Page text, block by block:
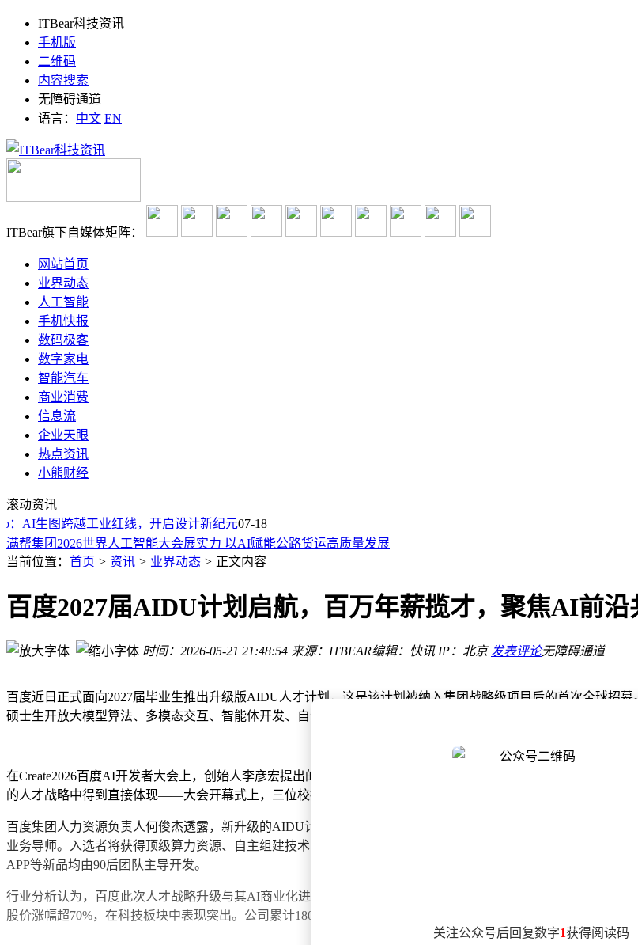
ITBear科技资讯
手机版
二维码
内容搜索
无障碍通道
语言： 中文 EN
ITBear旗下自媒体矩阵：
网站首页
业界动态
人工智能
手机快报
数码极客
数字家电
智能汽车
商业消费
信息流
企业天眼
热点资讯
小熊财经
滚动资讯
AI生图跨越工业红线，开启设计新纪元07-18
网友偶遇雷军上车坐进小米澎程：二排空间大到离谱、车门全电动
2年100亿美元：消息称Anthropic拟租赁Meta的AI算力
满帮集团2026世界人工智能大会展实力 以AI赋能公路货运高质量发展
WAIC现场直击：蚂蚁AI布局加速，智能体商业新蓝图徐徐展开
B站连续三年亮相WAIC，超1.9亿月活用户见证AI生态加速生长
人形机器人赛道分化：Agility务实路线领跑，工业场景成黄金爆发点
11载砥砺前行！卢伟冰发文庆米家净水器销量破800万台再创新高
云迹科技发布人机共生价值模型 引领服务机器人从单机迈向空间智能运营新阶段
网友偶遇雷军上车坐进小米澎程：二排空间大到离谱、车门全电动
当前位置： 首页 > 资讯 > 业界动态 > 正文内容
百度2027届AIDU计划启航，百万年薪揽才，聚焦AI前
时间：2026-05-21 21:48:54 来源：ITBEAR编辑：快讯 IP：北京 发表评论无障碍通道
百度近日正式面向2027届毕业生推出升级版AIDU人才计划，这是该计划被纳入集团战略级项目后的首次全球招
硕士生开放大模型算法、多模态交互、智能体开发、自动驾驶等前沿方向岗位，年薪百万起步且不设上限。
在Create2026百度AI开发者大会上，创始人李彦宏提出的"超级个体"概念引发行业关注。他指出，随着智能体技
的人才战略中得到直接体现——大会开幕式上，三位校招员工与李彦宏共同发布新产品，其中最年轻的2025届毕
百度集团人力资源负责人何俊杰透露，新升级的AIDU计划构建了"三位一体"培养体系：集团CEO及事业群总裁
业务导师。入选者将获得顶级算力资源、自主组建技术团队权限，并直接参与核心产品研发。这种"让年轻人挑
APP等新品均由90后团队主导开发。
行业分析认为，百度此次人才战略升级与其AI商业化进程密切相关。最新财报显示，2026年第一季度AI业务收
股价涨幅超70%，在科技板块中表现突出。公司累计1800亿元的AI研发投入中，人才培养专项占比持续扩大，形
关注公众号后回复数字1获得阅读码